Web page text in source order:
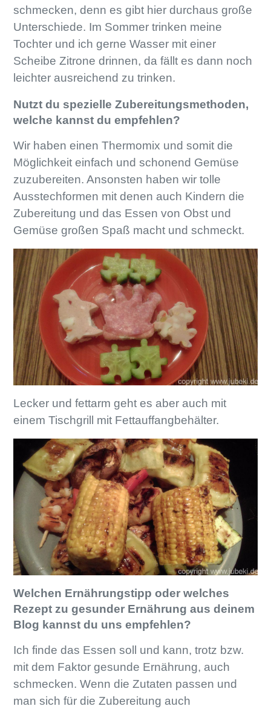
schmecken, denn es gibt hier durchaus große
Unterschiede. Im Sommer trinken meine
Tochter und ich gerne Wasser mit einer
Scheibe Zitrone drinnen, da fällt es dann noch
leichter ausreichend zu trinken.
Nutzt du spezielle Zubereitungsmethoden,
welche kannst du empfehlen?
Wir haben einen Thermomix und somit die
Möglichkeit einfach und schonend Gemüse
zuzubereiten. Ansonsten haben wir tolle
Ausstechformen mit denen auch Kindern die
Zubereitung und das Essen von Obst und
Gemüse großen Spaß macht und schmeckt.
Lecker und fettarm geht es aber auch mit
einem Tischgrill mit Fettauffangbehälter.
Welchen Ernährungstipp oder welches
Rezept zu gesunder Ernährung aus deinem
Blog kannst du uns empfehlen?
Ich finde das Essen soll und kann, trotz bzw.
mit dem Faktor gesunde Ernährung, auch
schmecken. Wenn die Zutaten passen und
man sich für die Zubereitung auch